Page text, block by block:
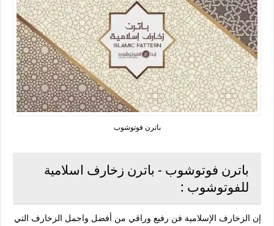
باترن فوتوشوب
باترن فوتوشوب - باترن زخارف اسلامية
للفوتوشوب :
إن الزخارف الإسلامية فن رفيع وراقي من أفضل واجمل الزخارف التي